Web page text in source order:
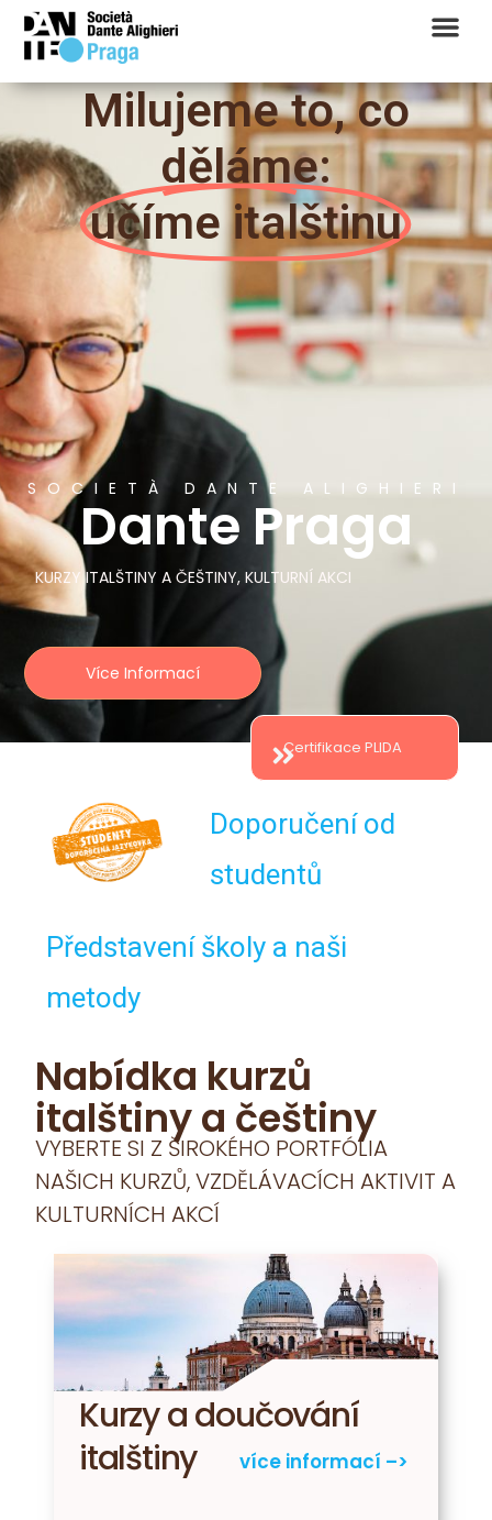
Milujeme to, co
děláme:
učíme italštinu
SOCIETÀ DANTE ALIGHIERI
Dante Praga
Více Informací
KURZY ITALŠTINY A ČEŠTINY, KULTURNÍ AKCI
Certifikace PLIDA
Doporučení od
studentů
Představení školy a naši
metody
Nabídka kurzů
italštiny a češtiny
VYBERTE SI Z ŠIROKÉHO PORTFÓLIA
NAŠICH KURZŮ, VZDĚLÁVACÍCH AKTIVIT A
KULTURNÍCH AKCÍ
Kurzy a doučování
italštiny
více informací –>